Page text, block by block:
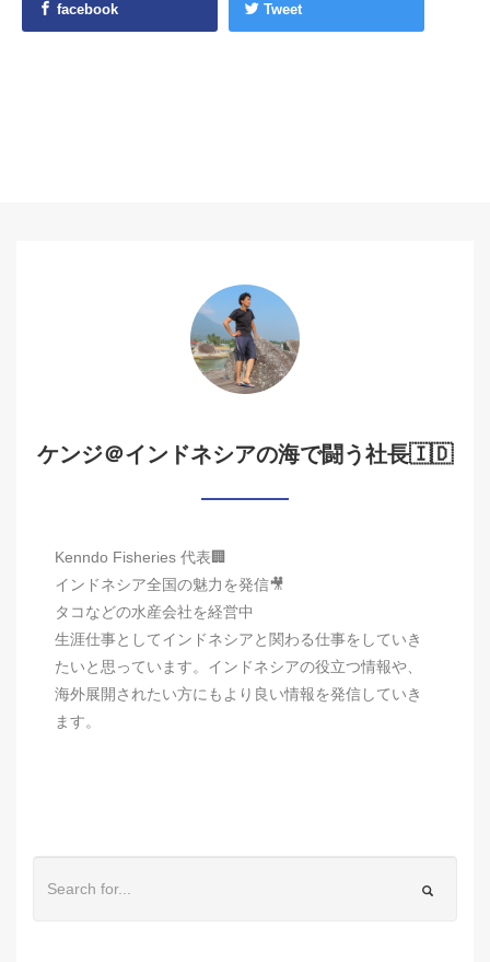
facebook Tweet
ケンジ＠インドネシアの海で闘う社長🇮🇩
Kenndo Fisheries 代表🏢
インドネシア全国の魅力を発信🎥
タコなどの水産会社を経営中
生涯仕事としてインドネシアと関わる仕事をしていき
たいと思っています。インドネシアの役立つ情報や、
海外展開されたい方にもより良い情報を発信していき
ます。